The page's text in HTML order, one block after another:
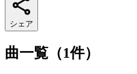
シェア
曲一覧（1件）